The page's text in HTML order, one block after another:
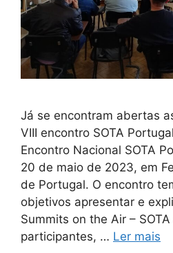
Já se encontram abertas
VIII encontro SOTA
Encontro Nacional SOTA
20 de maio de 2023, em
de Portugal. O encontro
objetivos apresentar e
Summits on the Air –
participantes, … Ler mais